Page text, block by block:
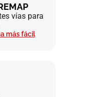
vías para
más fácil